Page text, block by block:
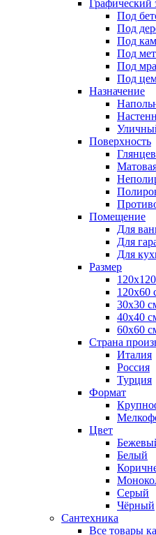
Графический
Под
Под
Под
Под
Под
Под
Назначение
Поверхность
Помещение
Для
Для
Для
Размер
120x60
30x30
40x40
60x60
Страна
Италия
Россия
Турция
Формат
Цвет
Белый
Серый
Чёрный
Сантехника
Все товары